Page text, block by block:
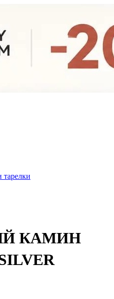
тарелки
КАМИН